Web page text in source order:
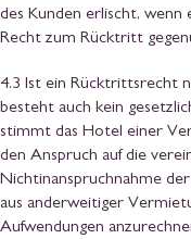
des Kunden erlischt,
Recht zum Rücktritt
4.3 Ist ein Rücktrittsrecht
besteht auch kein
stimmt das Hotel einer
den Anspruch auf die
Nichtinanspruchnahme
aus anderweitiger
Aufwendungen